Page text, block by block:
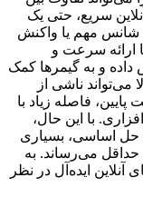
سریع، حتی یک
شانس مهم یا واکنش
ارائه سرعت و
داده و به گیمرها کمک
می‌تواند ناشی از
فاصله زیاد با
با این حال،
حل اساسی، بسیاری
حداقل می‌رساند. به
بازی‌های آنلاین ایده‌آل در نظر